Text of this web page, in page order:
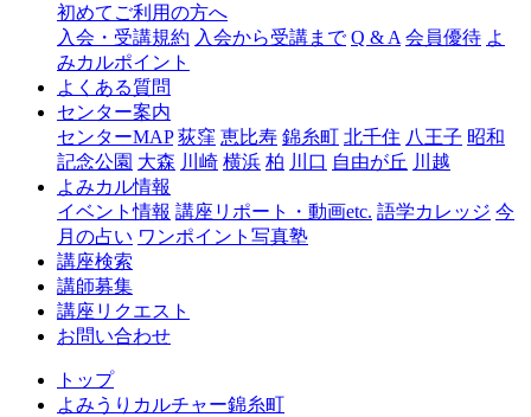
ャ
糸
初めてご利用の方へ
入会・受講規約 入会から受講まで Q & A 会員優待 よ
みカルポイント
よくある質問
センター案内
センターMAP 荻窪 恵比寿 錦糸町 北千住 八王子 昭和
記念公園 大森 川崎 横浜 柏 川口 自由が丘 川越
よみカル情報
イベント情報 講座リポート・動画etc. 語学カレッジ 今
月の占い ワンポイント写真塾
講座検索
講師募集
講座リクエスト
お問い合わせ
トップ
よみうりカルチャー錦糸町